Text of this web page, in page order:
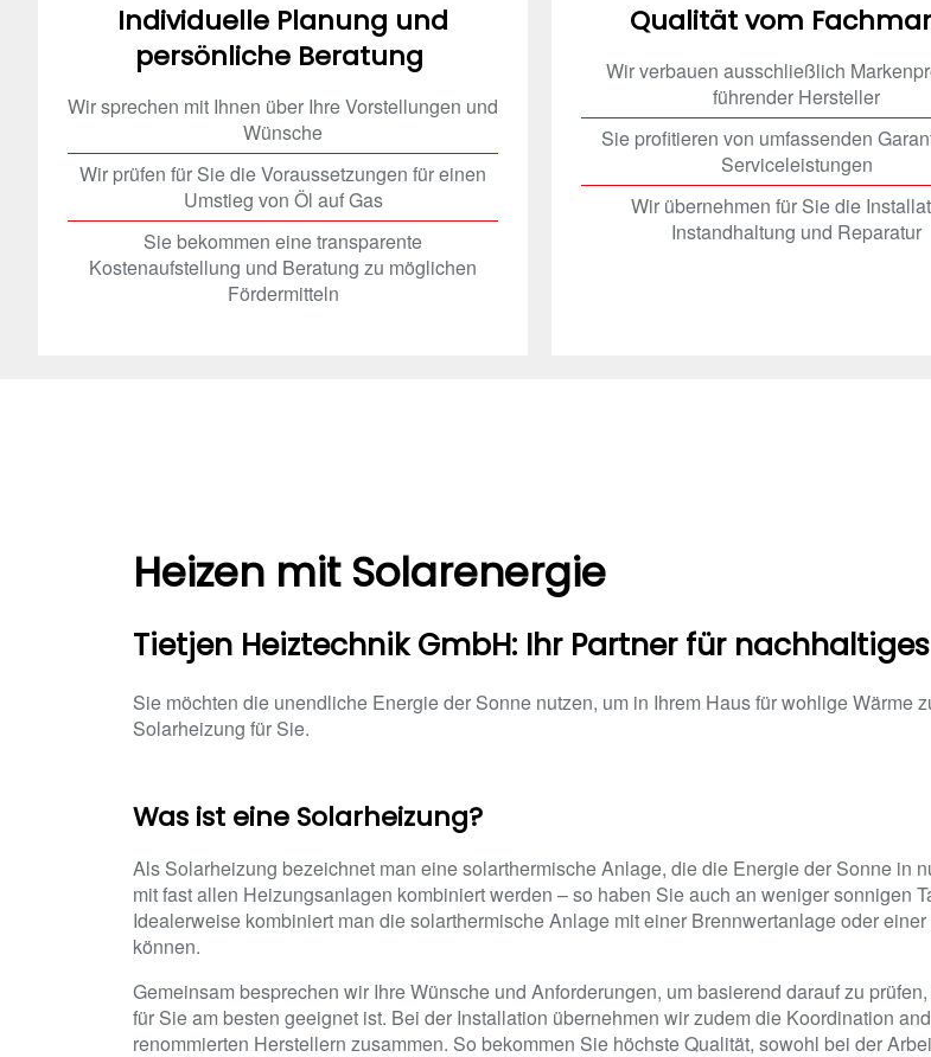
Individuelle Planung und
persönliche Beratung
Wir sprechen mit Ihnen über Ihre Vorstellungen und
Wünsche
Wir prüfen für Sie die Voraussetzungen für einen
Umstieg von Öl auf Gas
Sie bekommen eine transparente
Kostenaufstellung und Beratung zu möglichen
Fördermitteln
Qualität vom
Wir verbauen ausschließlich
führender Hersteller
Sie profitieren von umfassenden
Serviceleistungen
Wir übernehmen für Sie die
Instandhaltung und Reparatur
Heizen mit Solarenergie
Tietjen Heiztechnik GmbH: Ihr Partner für
Sie möchten die unendliche Energie der Sonne nutzen, um in Ihrem Haus für wohlige Wärme
Solarheizung für Sie.
Was ist eine Solarheizung?
Als Solarheizung bezeichnet man eine solarthermische Anlage, die die Energie der Sonne in
mit fast allen Heizungsanlagen kombiniert werden – so haben Sie auch an weniger sonnigen
Idealerweise kombiniert man die solarthermische Anlage mit einer Brennwertanlage oder
können.
Gemeinsam besprechen wir Ihre Wünsche und Anforderungen, um basierend darauf zu
für Sie am besten geeignet ist. Bei der Installation übernehmen wir zudem die Koordination
renommierten Herstellern zusammen. So bekommen Sie höchste Qualität, sowohl bei der